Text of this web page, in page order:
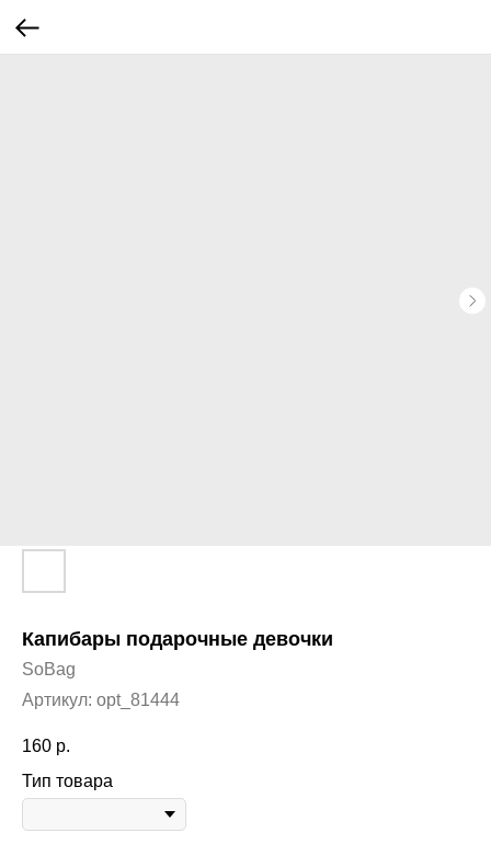
Капибары подарочные девочки
SoBag
Артикул: opt_81444
160 р.
Тип товара